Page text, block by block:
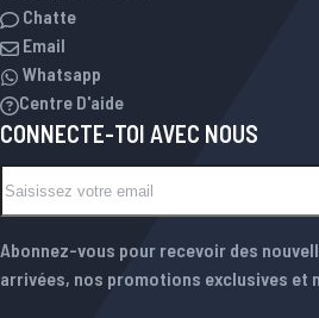
Chatte
Email
Whatsapp
Centre D'aide
CONNECTE-TOI AVEC NOUS
NEWSLETTER
Abonnez-vous pour recevoir des
arrivées, nos promotions exclusives et